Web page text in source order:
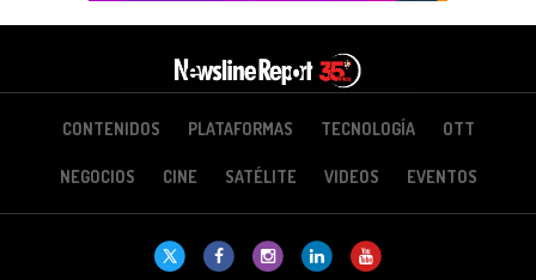
CONTENIDOS PLATAFORMAS TECNOLOGÍA OTT
NEGOCIOS CINE SATÉLITE VIDEOS EVENTOS